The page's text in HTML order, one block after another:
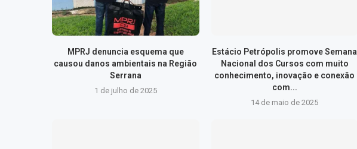
MPRJ denuncia esquema que
causou danos ambientais na Região
Serrana
1 de julho de 2025
Estácio Petrópolis promove Semana
Nacional dos Cursos com muito
conhecimento, inovação e conexão
com...
14 de maio de 2025